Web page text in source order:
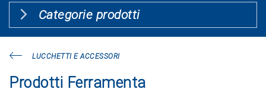
Categorie prodotti
LUCCHETTI E ACCESSORI
Prodotti Ferramenta